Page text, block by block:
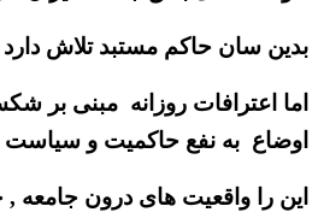
بدین سان حاکم مستبد تلاش
اما اعترافات روزانه مبنی
اوضاع به نفع حاکمیت و سیاست
این را واقعیت های درون